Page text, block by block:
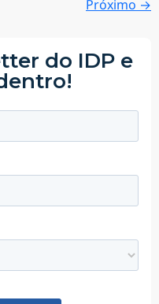
Próximo →
do IDP e